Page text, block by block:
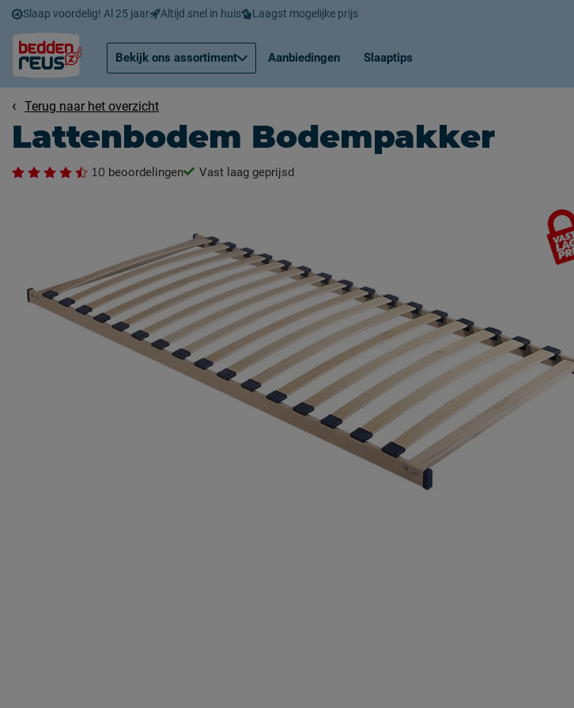
Slaap voordelig! Al 25 jaar Altijd snel in huis Laagst mogelijke prijs
Bekijk ons assortiment Aanbiedingen Slaaptips
Terug naar het overzicht
Lattenbodem Bodempakker
10 beoordelingen Vast laag geprijsd